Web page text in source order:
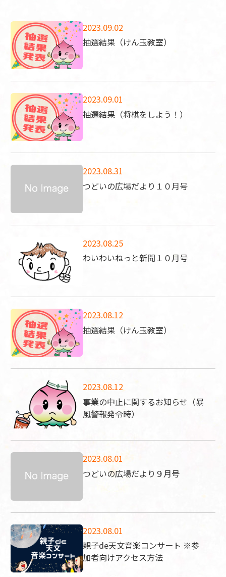
2023.09.02
抽選結果（けん玉教室）
2023.09.01
抽選結果（将棋をしよう！）
2023.08.31
つどいの広場だより１０月号
2023.08.25
わいわいねっと新聞１０月号
2023.08.12
抽選結果（けん玉教室）
2023.08.12
事業の中止に関するお知らせ（暴
風警報発令時）
2023.08.01
つどいの広場だより９月号
2023.08.01
親子de天文音楽コンサート ※参
加者向けアクセス方法